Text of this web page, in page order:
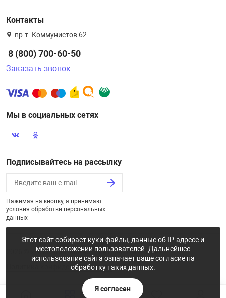
Контакты
пр-т. Коммунистов 62
8 (800) 700-60-50
Заказать звонок
Мы в социальных сетях
Подписывайтесь на рассылку
Нажимая на кнопку, я принимаю
условия обработки персональных
данных
2026 © «Некстайп: Магнит - интернет-магазин»
Политика конфиденциальности
Этот сайт собирает куки-файлы, данные об IP-адресе и
местоположении пользователей. Дальнейшее
использование сайта означает ваше согласие на
обработку таких данных.
Я согласен